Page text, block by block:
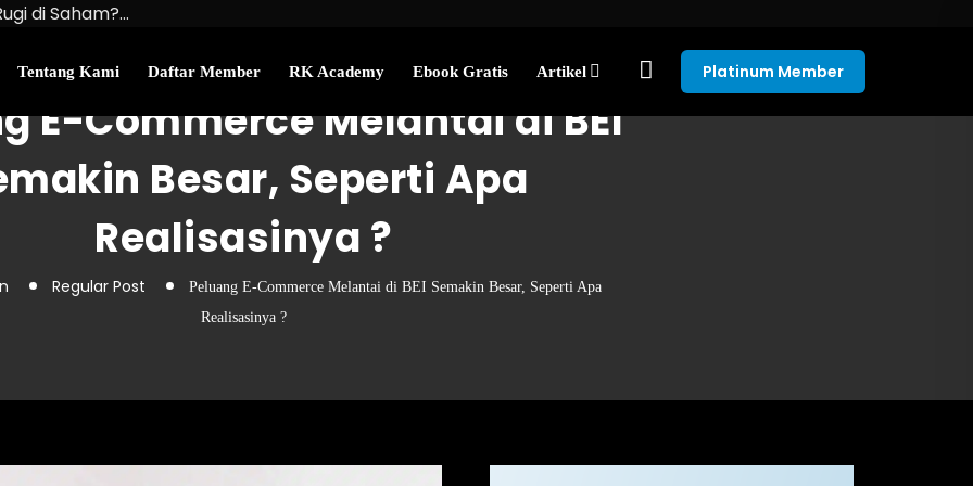
di Saham?…
Uang Perlu…
Tentang Kami Daftar Member RK Academy Ebook Gratis Artikel Platinum Member
E-Commerce Melantai di BEI
Besar, Seperti Apa
Realisasinya ?
Regular Post
Peluang E-Commerce Melantai di BEI Semakin Besar, Seperti Apa
Realisasinya ?